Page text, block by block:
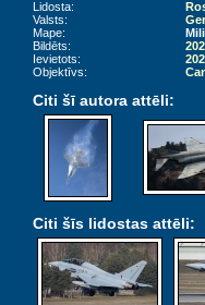
Lidosta:
Valsts:
Mape:
Bildēts:
Ievietots:
Objektīvs:
Citi šī autora attēli:
Citi šīs lidostas attēli: